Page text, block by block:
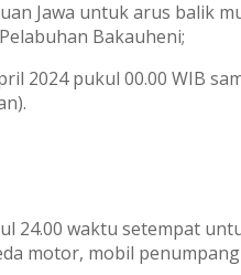
Jawa untuk arus balik
Bakauheni;
2024 pukul 00.00 WIB
24.00 waktu setempat
motor, mobil